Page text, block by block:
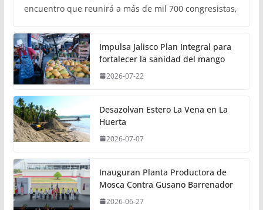
encuentro que reunirá a más de mil 700 congresistas,
Impulsa Jalisco Plan Integral para
fortalecer la sanidad del mango
2026-07-22
Desazolvan Estero La Vena en La
Huerta
2026-07-07
Inauguran Planta Productora de
Mosca Contra Gusano Barrenador
2026-06-27